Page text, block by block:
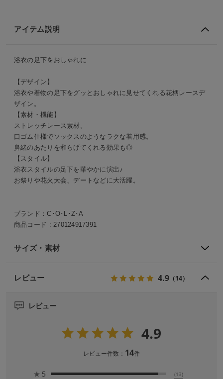
アイテム説明
浴衣の足下をおしゃれに
【デザイン】
浴衣や着物の足下をグッとおしゃれに見せてくれる花柄レースデ
ザイン。
【素材・機能】
ストレッチレース素材。
口ゴム仕様でソックスのようなラクな着用感。
鼻緒のあたりを和らげてくれる効果も◎
【スタイル】
浴衣スタイルの足下を華やかに演出♪
お祭りや花火大会、デートなどに大活躍。
ブランド：C･O･L･Z･A
商品コード :270124917391
サイズ・素材
レビュー 4.9 （14）
レビュー
4.9
レビュー件数： 14件
★ 5 (13)